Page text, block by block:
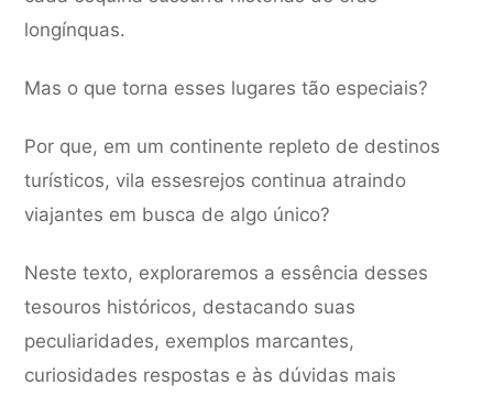
longínquas.
Mas o que torna esses lugares tão especiais?
Por que, em um continente repleto de destinos
turísticos, vila essesrejos continua atraindo
viajantes em busca de algo único?
Neste texto, exploraremos a essência desses
tesouros históricos, destacando suas
peculiaridades, exemplos marcantes,
curiosidades respostas e às dúvidas mais